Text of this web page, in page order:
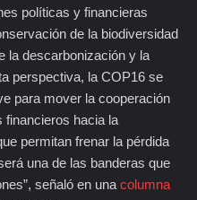
políticas y financieras
de la biodiversidad
la descarbonización y la
perspectiva, la COP16 se
para mover la cooperación
financieros hacia la
permitan frenar la pérdida
una de las banderas que
señaló en una columna